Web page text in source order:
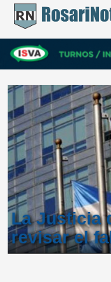
La Justicia
revisar el